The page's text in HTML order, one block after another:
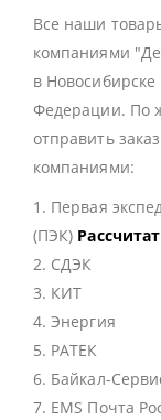
Все наши
компаниями
в Новосибирске
Федерации. По
отправить
компаниями:
1. Первая
(ПЭК)
2. СДЭК
3. КИТ
4. Энергия
5. РАТЕК
6. Байкал-
7. EMS Почта